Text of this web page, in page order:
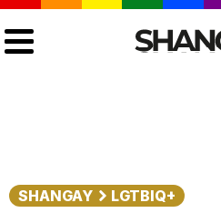
SHANGAY LGTBIQ+